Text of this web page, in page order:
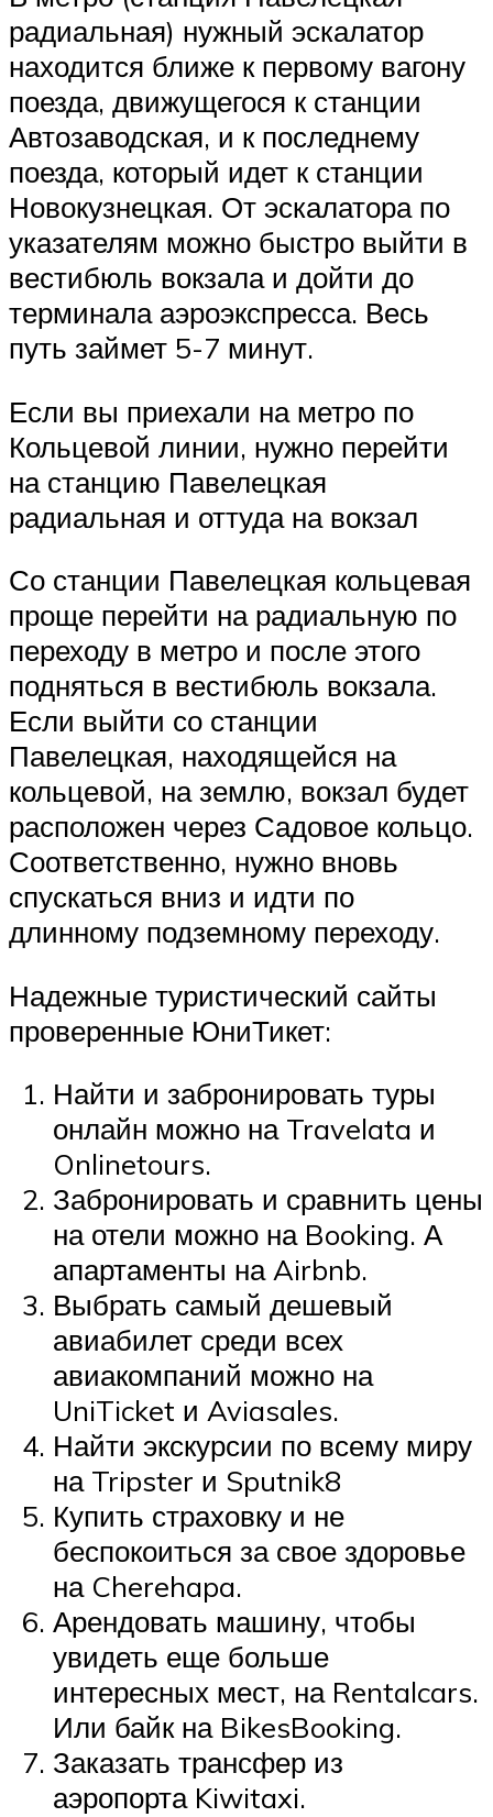
радиальная) нужный эскалатор
находится ближе к первому вагону
поезда, движущегося к станции
Автозаводская, и к последнему
поезда, который идет к станции
Новокузнецкая. От эскалатора по
указателям можно быстро выйти в
вестибюль вокзала и дойти до
терминала аэроэкспресса. Весь
путь займет 5-7 минут.
Если вы приехали на метро по
Кольцевой линии, нужно перейти
на станцию Павелецкая
радиальная и оттуда на вокзал
Со станции Павелецкая кольцевая
проще перейти на радиальную по
переходу в метро и после этого
подняться в вестибюль вокзала.
Если выйти со станции
Павелецкая, находящейся на
кольцевой, на землю, вокзал будет
расположен через Садовое кольцо.
Соответственно, нужно вновь
спускаться вниз и идти по
длинному подземному переходу.
Надежные туристический сайты
проверенные ЮниТикет:
Найти и забронировать туры
онлайн можно на Travelata и
Onlinetours.
Забронировать и сравнить цены
на отели можно на Booking. А
апартаменты на Airbnb.
Выбрать самый дешевый
авиабилет среди всех
авиакомпаний можно на
UniTicket и Aviasales.
Найти экскурсии по всему миру
на Tripster и Sputnik8
Купить страховку и не
беспокоиться за свое здоровье
на Cherehapa.
Арендовать машину, чтобы
увидеть еще больше
интересных мест, на Rentalcars.
Или байк на BikesBooking.
Заказать трансфер из
аэропорта Kiwitaxi.